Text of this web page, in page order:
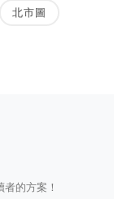
北市圖
的方案！